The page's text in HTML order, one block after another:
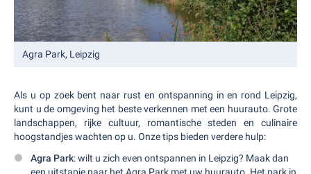
Agra Park, Leipzig
Als u op zoek bent naar rust en ontspanning in en rond Leipzig,
kunt u de omgeving het beste verkennen met een huurauto. Grote
landschappen, rijke cultuur, romantische steden en culinaire
hoogstandjes wachten op u. Onze tips bieden verdere hulp:
Agra Park: wilt u zich even ontspannen in Leipzig? Maak dan